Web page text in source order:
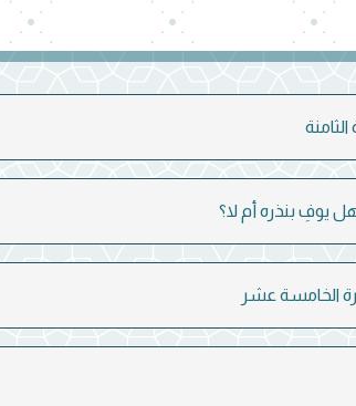
بنذره أم لا؟
الخامسة عشر